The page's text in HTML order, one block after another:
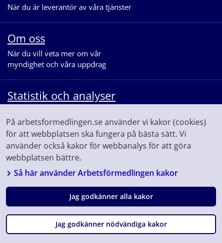
På arbetsformedlingen.se använder vi kakor (cookies)
för att webbplatsen ska fungera på bästa sätt. Vi
använder också kakor för webbanalys för att göra
webbplatsen bättre.
Så här använder Arbetsförmedlingen kakor
Jag godkänner alla kakor
Jag godkänner nödvändiga kakor
När du är leverantör av våra tjänster
Om oss
När du vill veta mer om vår
myndighet och våra uppdrag
Statistik och analyser
våra analyser för arbetsmarknaden
Följ oss på Facebook Linkedin Youtube Instagram